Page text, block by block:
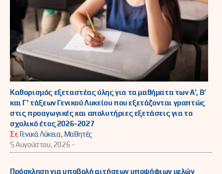
Καθορισμός εξεταστέας ύλης για τα μαθήματα των Α’, Β’
και Γ’ τάξεων Γενικού Λυκείου που εξετάζονται γραπτώς
στις προαγωγικές και απολυτήριες εξετάσεις για το
σχολικό έτος 2026-2027
ΣεΓενικά Λύκεια, Μαθητές
5 Αυγούστου, 2026 -
Πρόσκληση για υποβολή αιτήσεων υποψήφιων μελών